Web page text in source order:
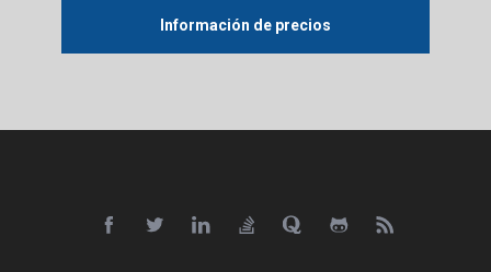
Información de precios